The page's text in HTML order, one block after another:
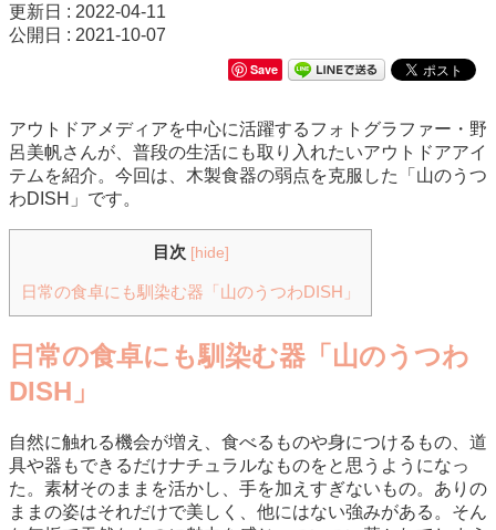
更新日 : 2022-04-11
公開日 : 2021-10-07
Save
アウトドアメディアを中心に活躍するフォトグラファー・野
呂美帆さんが、普段の生活にも取り入れたいアウトドアアイ
テムを紹介。今回は、木製食器の弱点を克服した「山のうつ
わDISH」です。
目次 [hide]
日常の食卓にも馴染む器「山のうつわDISH」
日常の食卓にも馴染む器「山のうつわ
DISH」
自然に触れる機会が増え、食べるものや身につけるもの、道
具や器もできるだけナチュラルなものをと思うようになっ
た。素材そのままを活かし、手を加えすぎないもの。ありの
ままの姿はそれだけで美しく、他にはない強みがある。そん